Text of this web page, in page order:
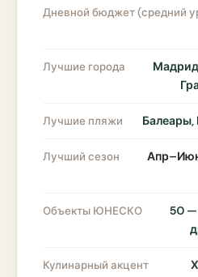
Дневной бюджет (средний
Лучшие города
Лучшие пляжи Балеары,
Лучший сезон
Объекты ЮНЕСКО
50 —
Кулинарный акцент